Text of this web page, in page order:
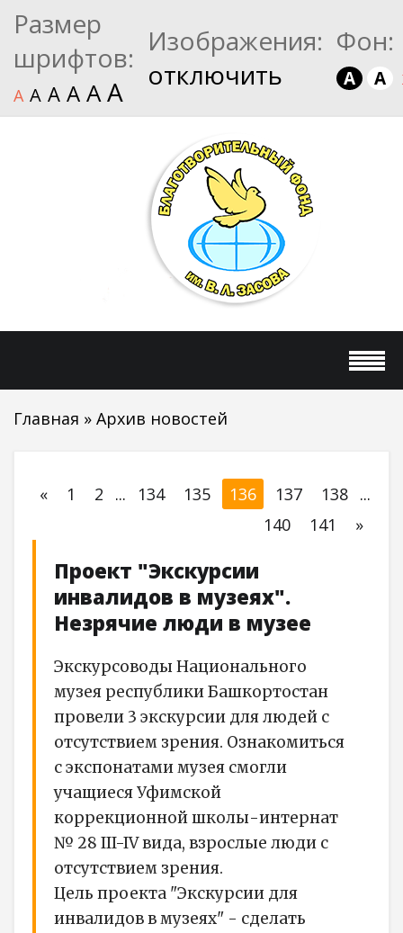
Размер
шрифтов:
A A A A AA
Изображения:
отключить
Фон:
A A
Главная » Архив новостей
« 1 2 ... 134 135 136 137 138 ...
140
141 »
Проект "Экскурсии
инвалидов в музеях".
Незрячие люди в музее
Экскурсоводы Национального
музея республики Башкортостан
провели 3 экскурсии для людей с
отсутствием зрения. Ознакомиться
с экспонатами музея смогли
учащиеся Уфимской
коррекционной школы-интернат
№ 28 III-IV вида, взрослые люди с
отсутствием зрения.
Цель проекта "Экскурсии для
инвалидов в музеях" - сделать